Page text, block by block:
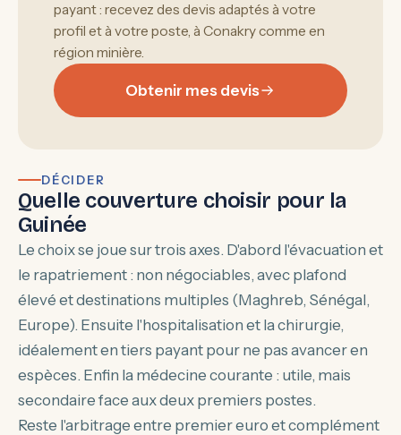
payant : recevez des devis adaptés à votre
profil et à votre poste, à Conakry comme en
région minière.
Obtenir mes devis
DÉCIDER
Quelle couverture choisir pour la
Guinée
Le choix se joue sur trois axes. D'abord l'évacuation et
le rapatriement : non négociables, avec plafond
élevé et destinations multiples (Maghreb, Sénégal,
Europe). Ensuite l'hospitalisation et la chirurgie,
idéalement en tiers payant pour ne pas avancer en
espèces. Enfin la médecine courante : utile, mais
secondaire face aux deux premiers postes.
Reste l'arbitrage entre premier euro et complément